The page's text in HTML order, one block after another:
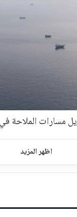
اظهر المزيد